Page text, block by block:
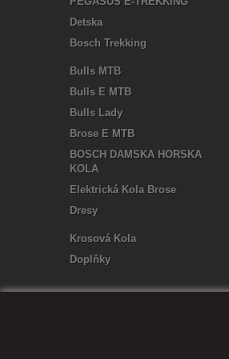
Detska
Bosch Trekking
Bulls MTB
Bulls E MTB
Bulls Lady
Brose E MTB
BOSCH DAMSKA HORSKA
KOLA
Elektrická Kola Brose
Dresy
Krosová Kola
Doplňky